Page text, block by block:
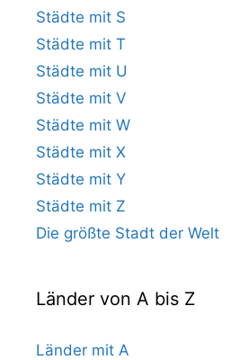
Städte mit S
Städte mit T
Städte mit U
Städte mit V
Städte mit W
Städte mit X
Städte mit Y
Städte mit Z
Die größte Stadt der Welt
Länder von A bis Z
Länder mit A